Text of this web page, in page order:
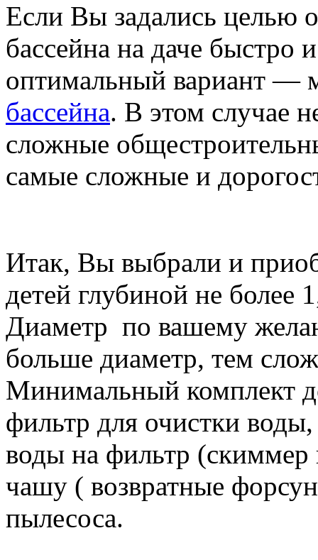
Если Вы задались целью
бассейна на даче быстро
оптимальный вариант —
бассейна. В этом случае
сложные
самые сложные и
Итак, Вы выбрали и
детей глубиной не
Диаметр по вашему
больше диаметр, тем
Минимальный комплект
фильтр для очистки воды,
воды на фильтр (скиммер
чашу ( возвратные
пылесоса.